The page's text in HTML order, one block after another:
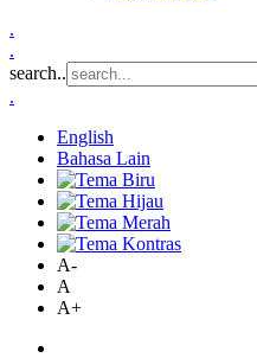
.
.
search..
.
English
Bahasa Lain
A-
A
A+